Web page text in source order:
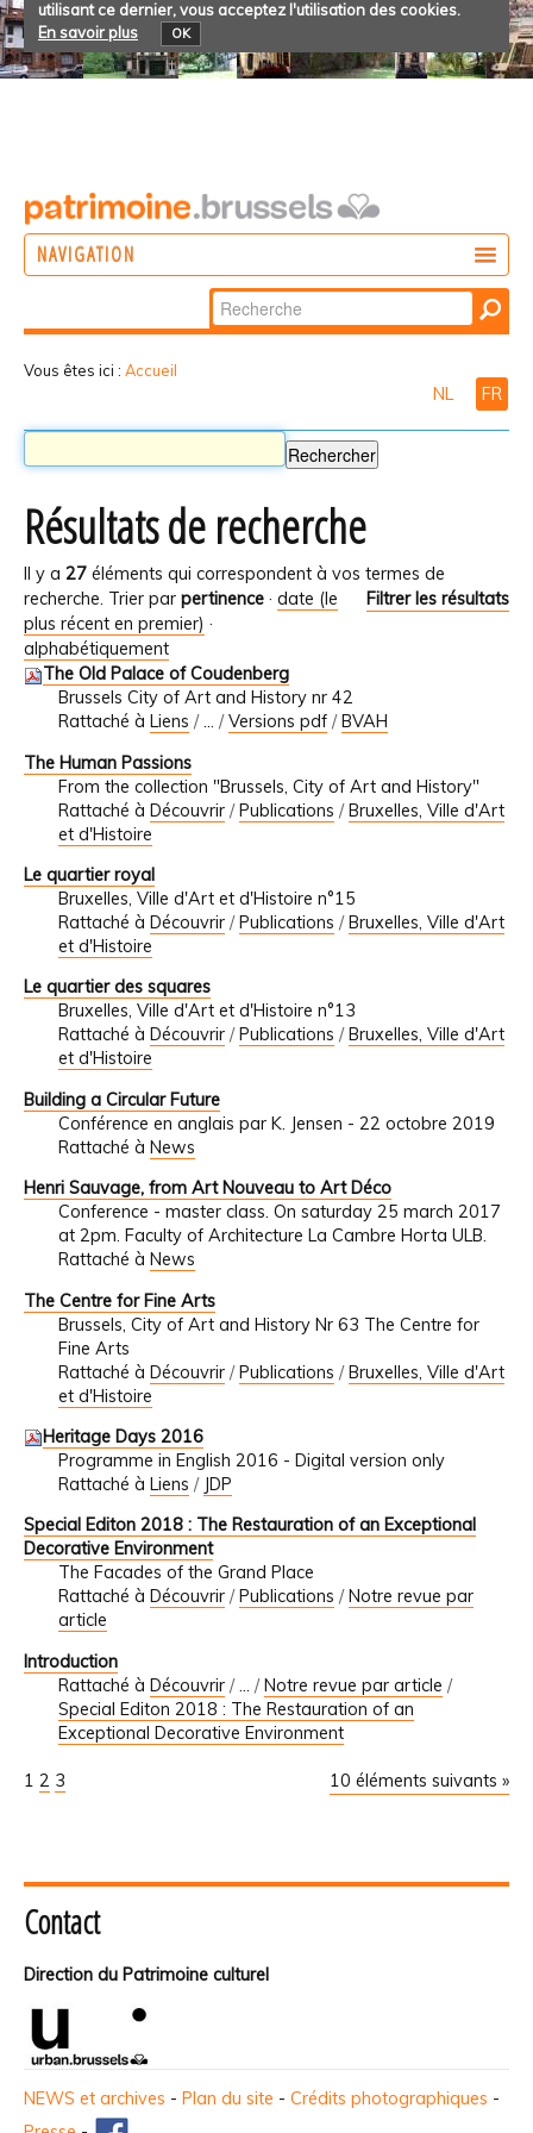
utilisant ce dernier, vous acceptez l'utilisation des cookies.
En savoir plus
OK
NAVIGATION
Chercher par
Recherche
Vous êtes ici : Accueil
NL FR
Résultats de recherche
Il y a 27 éléments qui correspondent à vos termes de
recherche.
Filtrer les résultats
Trier par pertinence · date (le
plus récent en premier) ·
alphabétiquement
The Old Palace of Coudenberg
Brussels City of Art and History nr 42
Rattaché à Liens /… /Versions pdf /BVAH
The Human Passions
From the collection "Brussels, City of Art and History"
Rattaché à Découvrir /Publications /Bruxelles, Ville d'Art
et d'Histoire
Le quartier royal
Bruxelles, Ville d'Art et d'Histoire n°15
Rattaché à Découvrir /Publications /Bruxelles, Ville d'Art
et d'Histoire
Le quartier des squares
Bruxelles, Ville d'Art et d'Histoire n°13
Rattaché à Découvrir / Publications / Bruxelles, Ville d'Art
et d'Histoire
Building a Circular Future
Conférence en anglais par K. Jensen - 22 octobre 2019
Rattaché à News
Henri Sauvage, from Art Nouveau to Art Déco
Conference - master class. On saturday 25 march 2017
at 2pm. Faculty of Architecture La Cambre Horta ULB.
Rattaché à News
The Centre for Fine Arts
Brussels, City of Art and History Nr 63 The Centre for
Fine Arts
Rattaché à Découvrir /Publications /Bruxelles, Ville d'Art
et d'Histoire
Heritage Days 2016
Programme in English 2016 - Digital version only
Rattaché à Liens / JDP
Special Editon 2018 : The Restauration of an Exceptional
Decorative Environment
The Facades of the Grand Place
Rattaché à Découvrir / Publications / Notre revue par
article
Introduction
Rattaché à Découvrir /… /Notre revue par article /
Special Editon 2018 : The Restauration of an
Exceptional Decorative Environment
10 éléments suivants »
1 2 3
Contact
Direction du Patrimoine culturel
NEWS et archives - Plan du site - Crédits photographiques -